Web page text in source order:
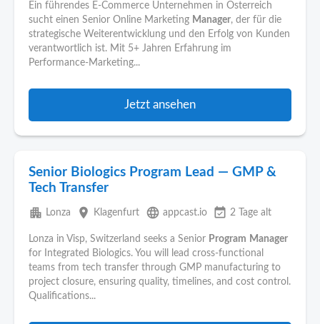
Ein führendes E-Commerce Unternehmen in Österreich
sucht einen Senior Online Marketing Manager, der für die
strategische Weiterentwicklung und den Erfolg von Kunden
verantwortlich ist. Mit 5+ Jahren Erfahrung im
Performance-Marketing...
Jetzt ansehen
Senior Biologics Program Lead — GMP &
Tech Transfer
apartment Lonza place Klagenfurt language appcast.io event_available 2 Tage alt
Lonza in Visp, Switzerland seeks a Senior Program Manager
for Integrated Biologics. You will lead cross-functional
teams from tech transfer through GMP manufacturing to
project closure, ensuring quality, timelines, and cost control.
Qualifications...